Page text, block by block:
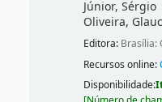
Júnior, Sérgio
Oliveira,
Editora: Brasília:
Recursos online:
Disponibilidade: